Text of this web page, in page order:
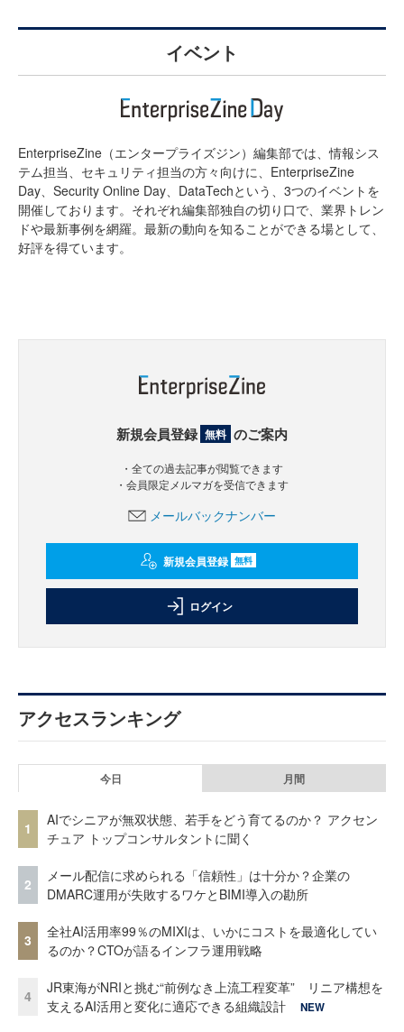
イベント
EnterpriseZine（エンタープライズジン）編集部では、情報シス
テム担当、セキュリティ担当の方々向けに、EnterpriseZine
Day、Security Online Day、DataTechという、3つのイベントを
開催しております。それぞれ編集部独自の切り口で、業界トレン
ドや最新事例を網羅。最新の動向を知ることができる場として、
好評を得ています。
新規会員登録 無料 のご案内
・全ての過去記事が閲覧できます
・会員限定メルマガを受信できます
メールバックナンバー
新規会員登録 無料
ログイン
アクセスランキング
今日 月間
1
AIでシニアが無双状態、若手をどう育てるのか？ アクセン
チュア トップコンサルタントに聞く
2
メール配信に求められる「信頼性」は十分か？企業の
DMARC運用が失敗するワケとBIMI導入の勘所
3
全社AI活用率99％のMIXIは、いかにコストを最適化してい
るのか？CTOが語るインフラ運用戦略
4
JR東海がNRIと挑む“前例なき上流工程変革” リニア構想を
支えるAI活用と変化に適応できる組織設計
NEW